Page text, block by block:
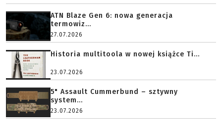
ATN Blaze Gen 6: nowa generacja
termowiz...
27.07.2026
Historia multitoola w nowej książce Ti...
23.07.2026
5" Assault Cummerbund – sztywny
system...
23.07.2026